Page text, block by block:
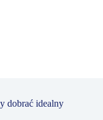
dobrać idealny